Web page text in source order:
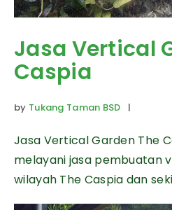
Jasa Vertical
Caspia
by Tukang Taman BSD |
Jasa Vertical Garden The
melayani jasa pembuatan
wilayah The Caspia dan